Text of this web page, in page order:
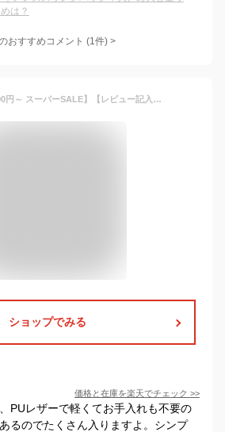
は？
おすすめコメント (1件) >
【16,390円→6,990円～ スーパーSALE】【レビュー記入プレゼント】ビジネスバッグ バッグ メンズ ビジネストート トートバッグ ビジネスバック 鞄 仕事用 通勤用 通勤鞄 大容量 出張 男性用 レザー 合成皮革 PUレザー B4 ブラック ブラウン ネイビー 黒 茶 紺
ショップでみる
価格と在庫を楽天でチェック >>
PUレザーで軽くてお手入れも不要の
るのでたくさん入りますよ。シンプ